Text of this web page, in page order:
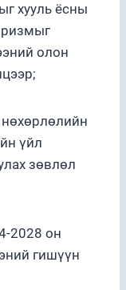
хууль ёсны
олон
үйл
зөвлөл
2028 он
гишүүн